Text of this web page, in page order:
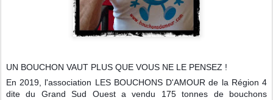
UN BOUCHON VAUT PLUS QUE VOUS NE LE PENSEZ !
En 2019, l'association LES BOUCHONS D'AMOUR de la Région 4
dite du Grand Sud Ouest a vendu 175 tonnes de bouchons